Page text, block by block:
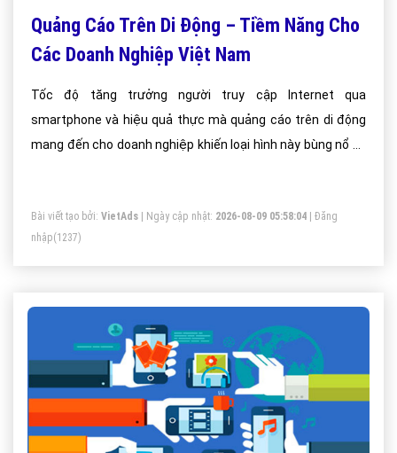
Quảng Cáo Trên Di Động – Tiềm Năng Cho
Các Doanh Nghiệp Việt Nam
Tốc độ tăng trưởng người truy cập Internet qua
smartphone và hiệu quả thực mà quảng cáo trên di động
mang đến cho doanh nghiệp khiến loại hình này bùng nổ và
Bài viết tạo bởi: VietAds | Ngày cập nhật: 2026-08-09 05:58:04
Đăng
nhập(1237)